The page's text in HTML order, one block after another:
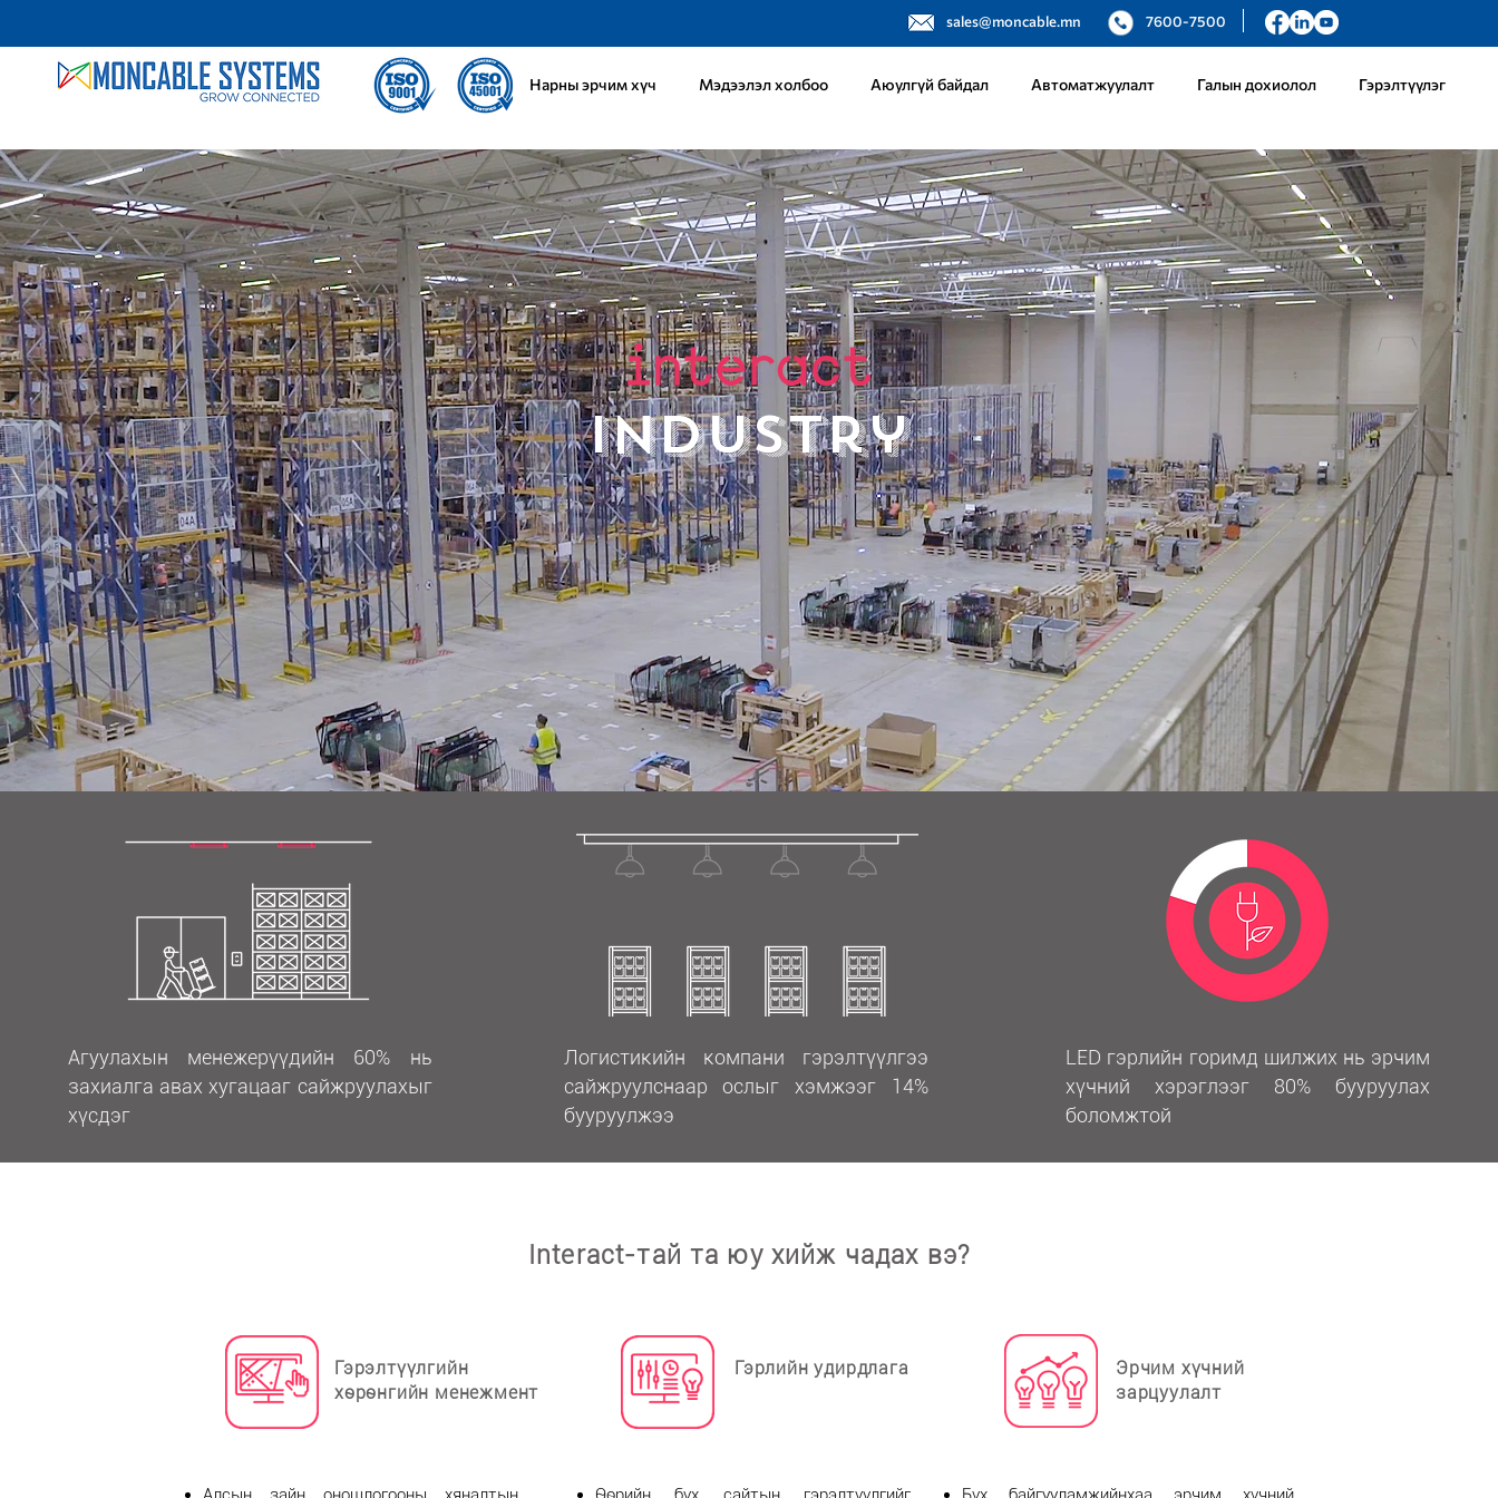
sales@moncable.mn 7600-7500
Нарны эрчим хүч Мэдээлэл холбоо Аюулгүй байдал Автоматжуулалт Галын дохиолол Гэрэлтүүлэг
Industry
Агуулахын менежерүүдийн 60% нь
захиалга авах хугацааг сайжруулахыг
хүсдэг
Логистикийн компани гэрэлтүүлгээ
сайжруулснаар ослыг хэмжээг 14%
бууруулжээ
LED гэрлийн горимд шилжих нь эрчим
хүчний хэрэглээг 80% бууруулах
боломжтой
Interact-тай та юу хийж чадах вэ?
Гэрэлтүүлгийн
хөрөнгийн менежмент
Гэрлийн удирдлага
Эрчим хүчний
зарцуулалт